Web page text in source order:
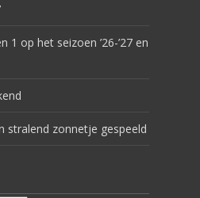
1 op het seizoen ’26-’27 en
stralend zonnetje gespeeld